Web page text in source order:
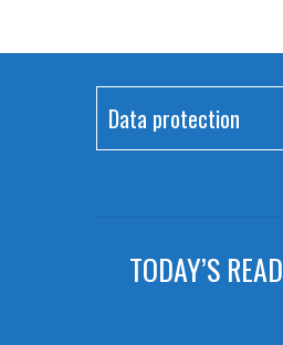
Data protection
TODAY’S